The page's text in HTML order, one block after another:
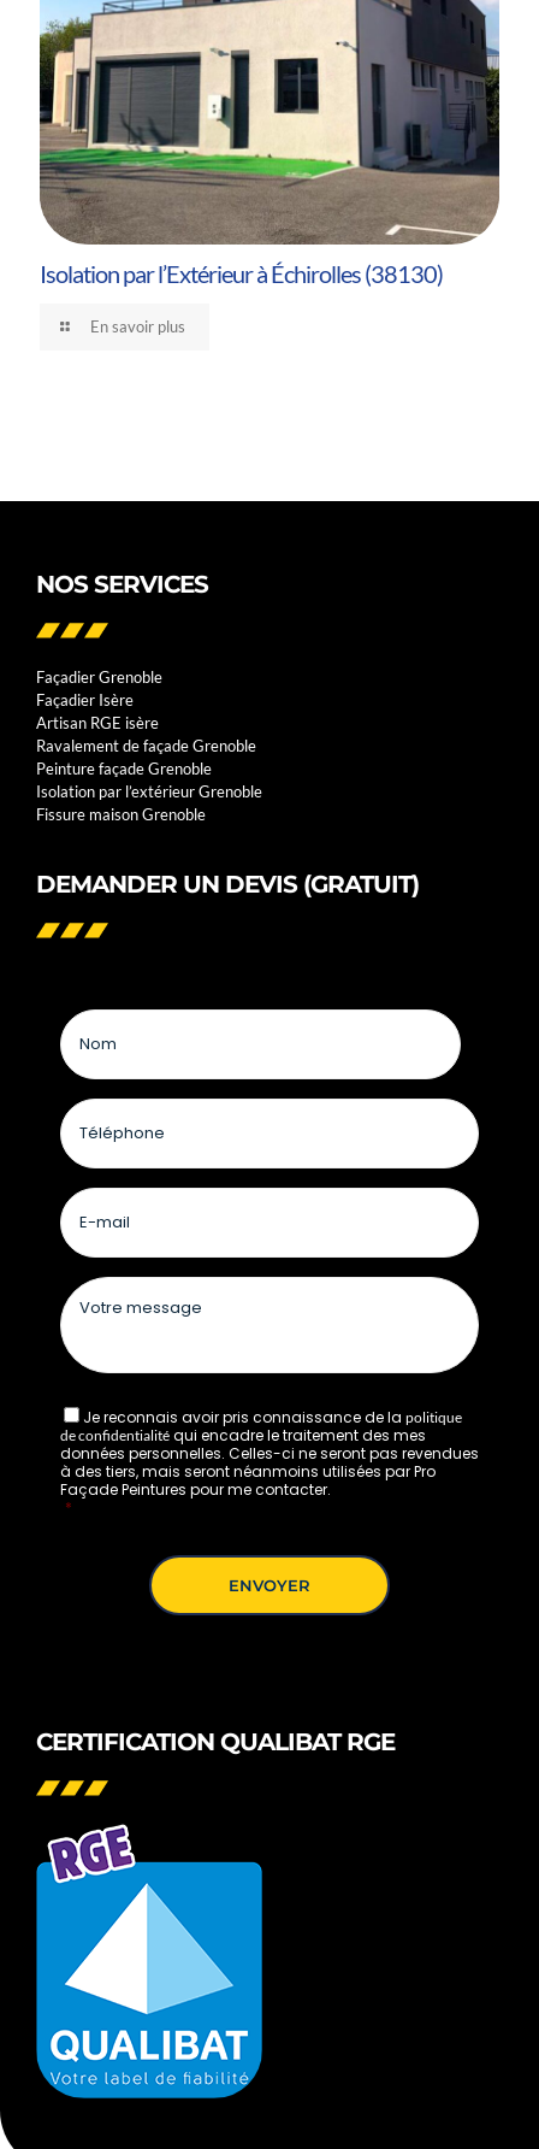
Isolation par l’Extérieur à Échirolles (38130)
En savoir plus
NOS SERVICES
Façadier Grenoble
Façadier Isère
Artisan RGE isère
Ravalement de façade Grenoble
Peinture façade Grenoble
Isolation par l’extérieur Grenoble
Fissure maison Grenoble
DEMANDER UN DEVIS (GRATUIT)
Je reconnais avoir pris connaissance de la politique
de confidentialité qui encadre le traitement des mes
données personnelles. Celles-ci ne seront pas revendues
à des tiers, mais seront néanmoins utilisées par Pro
Façade Peintures pour me contacter.
*
CERTIFICATION QUALIBAT RGE